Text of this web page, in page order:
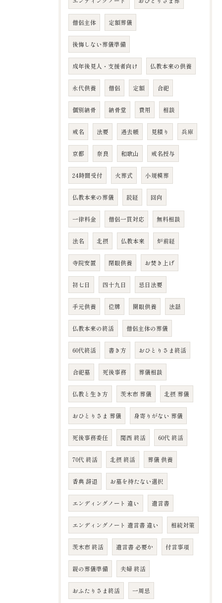
僧侶主体 定額葬儀
後悔しない葬儀準備
成年後見人・支援者向け 仏教本来の供養
永代供養 僧侶 定額 合祀
個別納骨 納骨堂 費用 相談
戒名 法要 過去帳 見積り 兵庫
京都 奈良 和歌山 戒名授与
24時間受付 火葬式 小規模葬
仏教本来の葬儀 読経 回向
一律料金 僧侶一貫対応 無料相談
法名 北摂 仏教本来 炉前経
寺院安置 閉眼供養 お焚き上げ
初七日 四十九日 忌日法要
手元供養 位牌 開眼供養 法話
仏教本来の終活 僧侶主体の葬儀
60代終活 書き方 おひとりさま終活
合祀墓 死後事務 葬儀相談
仏教と生き方 茨木市 葬儀 北摂 葬儀
おひとりさま 葬儀 身寄りがない 葬儀
死後事務委任 関西 終活 60代 終活
70代 終活 北摂 終活 葬儀 供養
香典 辞退 お墓を持たない選択
エンディングノート 違い 遺言書
エンディングノート 遺言書 違い 相続対策
茨木市 終活 遺言書 必要か 付言事項
親の葬儀準備 夫婦 終活
おふたりさま終活 一周忌